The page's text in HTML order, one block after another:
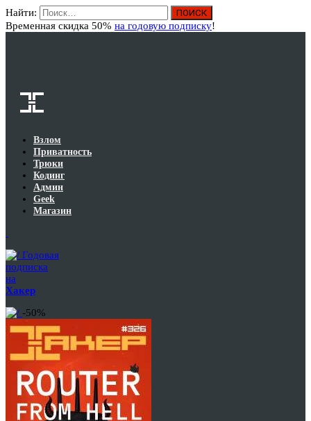
Найти:
Временная скидка 50% на годовую подписку!
Взлом
Приватность
Трюки
Кодинг
Админ
Geek
Магазин
Годовая
подписка
на
Хакер
-50%